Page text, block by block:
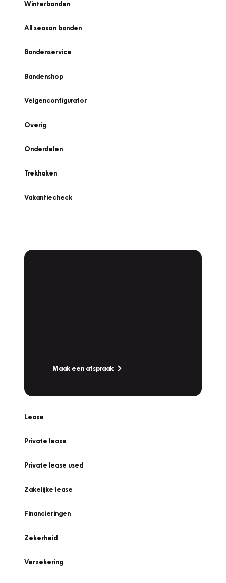
Winterbanden
All season banden
Bandenservice
Bandenshop
Velgenconfigurator
Overig
Onderdelen
Trekhaken
Vakantiecheck
Maak een afspraak
Lease
Private lease
Private lease used
Zakelijke lease
Financieringen
Zekerheid
Verzekering